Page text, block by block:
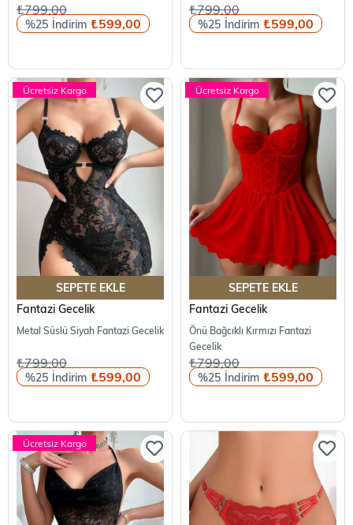
%25 ₺599,00
₺799,00
%25 ₺599,00
₺799,00
SEPETE EKLE
Fantazi Gecelik
Metal Süslü Siyah Fantazi Gecelik
%25 ₺599,00
₺799,00
Ücretsiz Kargo
SEPETE EKLE
Fantazi Gecelik
Önü Bağcıklı Kırmızı Fantazi
Gecelik
%25 ₺599,00
₺799,00
Ücretsiz Kargo
Ücretsiz Kargo